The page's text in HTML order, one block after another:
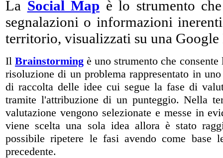
La Social Map è lo strumento
segnalazioni o informazioni
territorio, visualizzati su una Google
IlBrainstorming è uno strumento che
risoluzione di un problema rappresentato in
di raccolta delle idee cui segue la fase di
tramite l'attribuzione di un punteggio. Nella
valutazione vengono selezionate e messe in
viene scelta una sola idea allora è stato
possibile ripetere le fasi avendo come base
precedente.